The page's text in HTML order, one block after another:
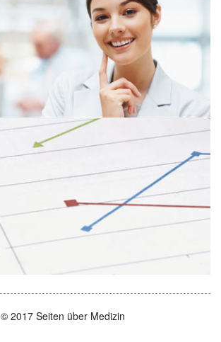
© 2017 Seiten über Medizin